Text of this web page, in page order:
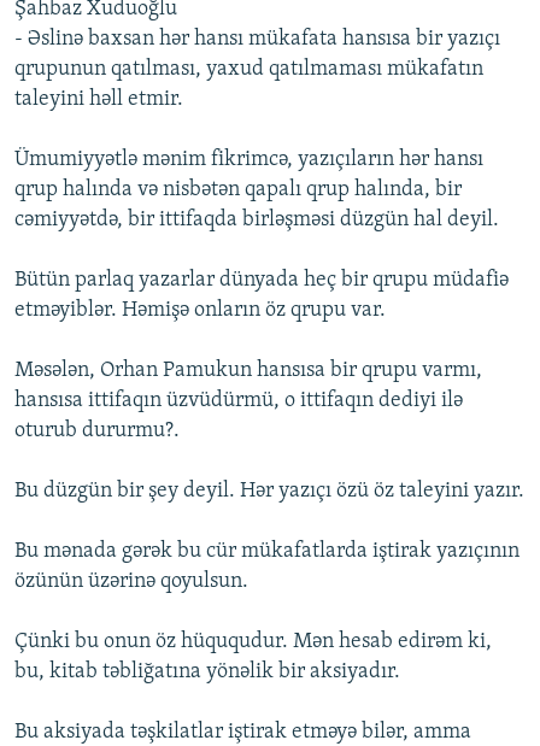
Şahbaz Xuduoğlu
- Əslinə baxsan hər hansı mükafata hansısa bir yazıçı
qrupunun qatılması, yaxud qatılmaması mükafatın
taleyini həll etmir.
Ümumiyyətlə mənim fikrimcə, yazıçıların hər hansı
qrup halında və nisbətən qapalı qrup halında, bir
cəmiyyətdə, bir ittifaqda birləşməsi düzgün hal deyil.
Bütün parlaq yazarlar dünyada heç bir qrupu müdafiə
etməyiblər. Həmişə onların öz qrupu var.
Məsələn, Orhan Pamukun hansısa bir qrupu varmı,
hansısa ittifaqın üzvüdürmü, o ittifaqın dediyi ilə
oturub dururmu?.
Bu düzgün bir şey deyil. Hər yazıçı özü öz taleyini yazır.
Bu mənada gərək bu cür mükafatlarda iştirak yazıçının
özünün üzərinə qoyulsun.
Çünki bu onun öz hüququdur. Mən hesab edirəm ki,
bu, kitab təbliğatına yönəlik bir aksiyadır.
Bu aksiyada təşkilatlar iştirak etməyə bilər, amma